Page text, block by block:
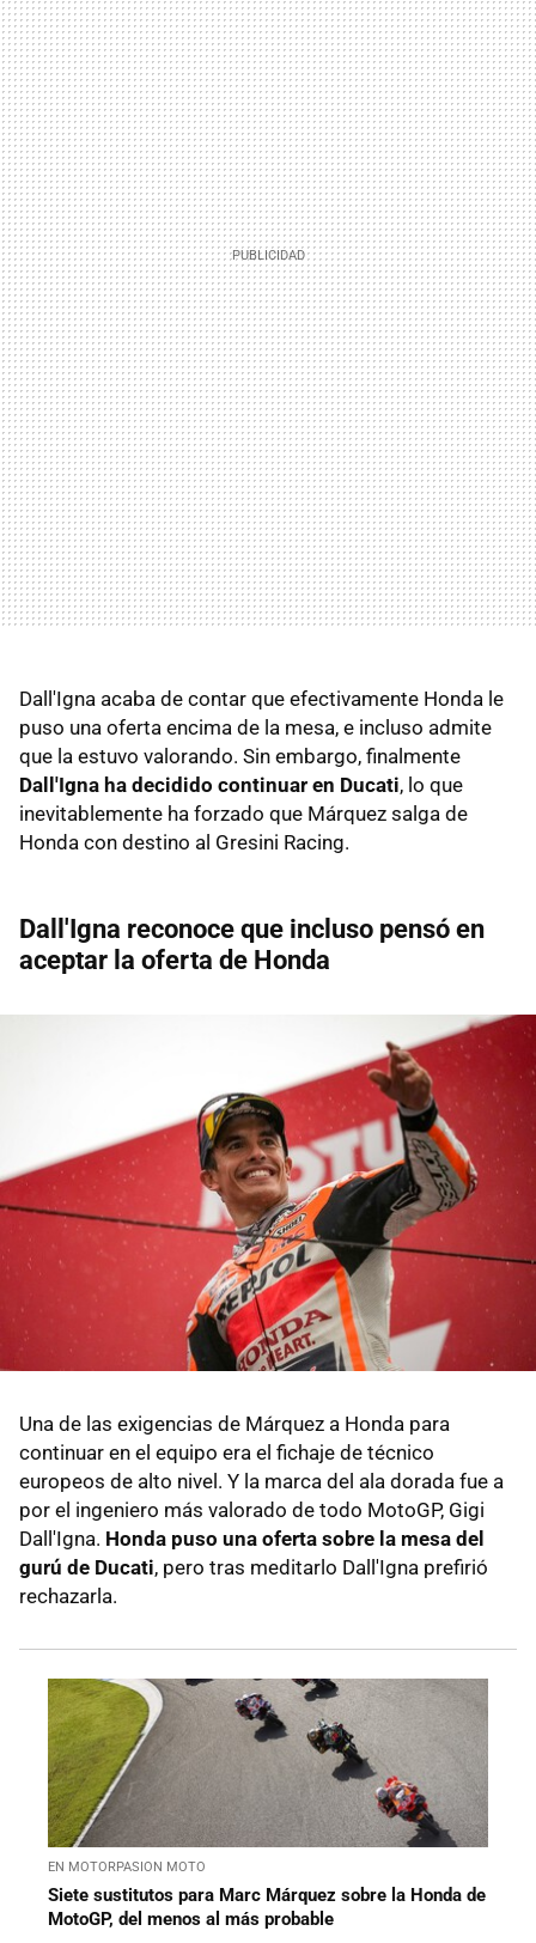
Dall'Igna acaba de contar que efectivamente Honda le
puso una oferta encima de la mesa, e incluso admite
que la estuvo valorando. Sin embargo, finalmente
Dall'Igna ha decidido continuar en Ducati, lo que
inevitablemente ha forzado que Márquez salga de
Honda con destino al Gresini Racing.
Dall'Igna reconoce que incluso pensó en
aceptar la oferta de Honda
Una de las exigencias de Márquez a Honda para
continuar en el equipo era el fichaje de técnico
europeos de alto nivel. Y la marca del ala dorada fue a
por el ingeniero más valorado de todo MotoGP, Gigi
Dall'Igna. Honda puso una oferta sobre la mesa del
gurú de Ducati, pero tras meditarlo Dall'Igna prefirió
rechazarla.
EN MOTORPASION MOTO
Siete sustitutos para Marc Márquez sobre la Honda de
MotoGP, del menos al más probable